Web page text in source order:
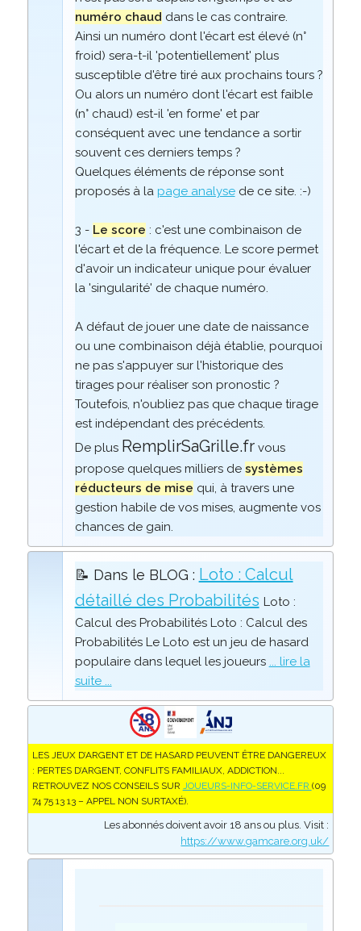
numéro chaud dans le cas contraire.
Ainsi un numéro dont l'écart est élevé (n°
froid) sera-t-il 'potentiellement' plus
susceptible d'être tiré aux prochains tours ?
Ou alors un numéro dont l'écart est faible
(n° chaud) est-il 'en forme' et par
conséquent avec une tendance a sortir
souvent ces derniers temps ?
Quelques éléments de réponse sont
proposés à la page analysede ce site. :-)
3 - Le score : c'est une combinaison de
l'écart et de la fréquence. Le score permet
d'avoir un indicateur unique pour évaluer
la 'singularité' de chaque numéro.
A défaut de jouer une date de naissance
ou une combinaison déjà établie, pourquoi
ne pas s'appuyer sur l'historique des
tirages pour réaliser son pronostic ?
Toutefois, n'oubliez pas que chaque tirage
est indépendant des précédents.
De plus RemplirSaGrille.frvous
propose quelques milliers de systèmes
réducteurs de mise qui, à travers une
gestion habile de vos mises, augmente vos
chances de gain.
📝 Dans le BLOG : Loto : Calcul
détaillé des Probabilités Loto :
Calcul des Probabilités Loto : Calcul des
Probabilités Le Loto est un jeu de hasard
populaire dans lequel les joueurs ... lire la
suite ...
LES JEUX D’ARGENT ET DE HASARD PEUVENT ÊTRE DANGEREUX
: PERTES D’ARGENT, CONFLITS FAMILIAUX, ADDICTION...
RETROUVEZ NOS CONSEILS SUR JOUEURS-INFO-SERVICE.FR (09
74 75 13 13 – APPEL NON SURTAXÉ).
Les abonnés doivent avoir 18 ans ou plus. Visit :
https://www.gamcare.org.uk/